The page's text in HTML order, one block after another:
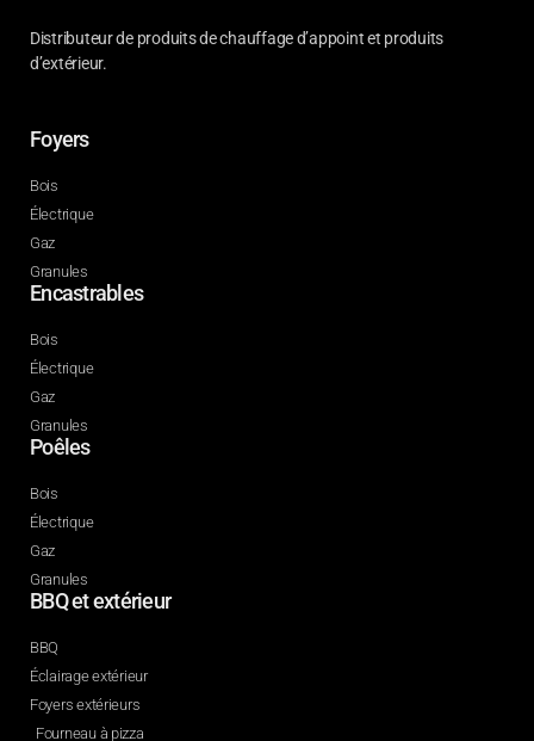
Distributeur de produits de chauffage d’appoint et produits
d’extérieur.
Foyers
Bois
Électrique
Gaz
Granules
Encastrables
Bois
Électrique
Gaz
Granules
Poêles
Bois
Électrique
Gaz
Granules
BBQ et extérieur
BBQ
Éclairage extérieur
Foyers extérieurs
Fourneau à pizza